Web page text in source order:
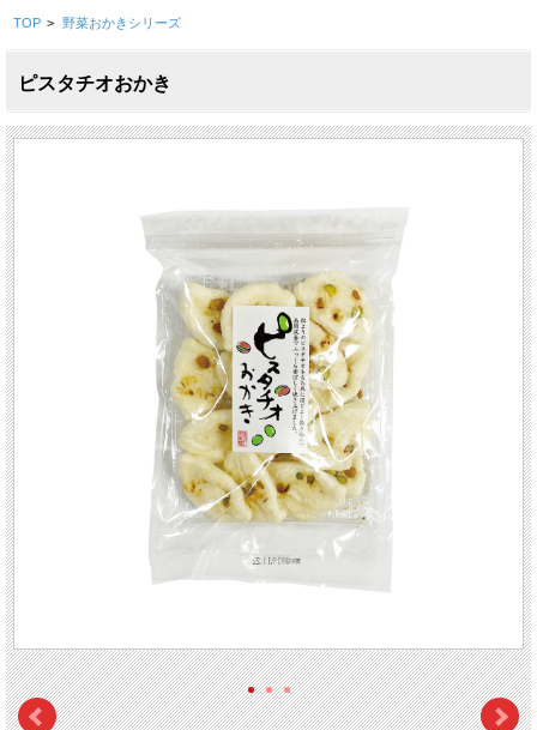
TOP > 野菜おかきシリーズ
ピスタチオおかき